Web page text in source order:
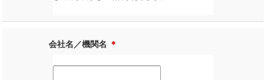
会社名／機関名 ＊